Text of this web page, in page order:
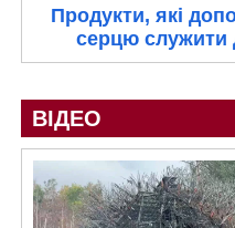
Продукти, які
серцю служити
ВІДЕО